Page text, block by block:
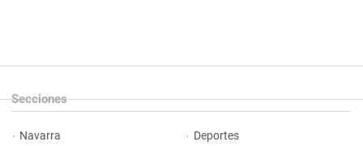
Secciones
Navarra Deportes